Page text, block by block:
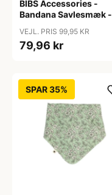
BIBS Accessories -
Bandana Savlesmæk -
VEJL. PRIS 99,95 KR
79,96 kr
SPAR 35%